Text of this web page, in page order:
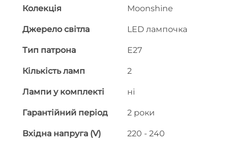
Колекція Moonshine
Джерело світла LED лампочка
Тип патрона E27
Кількість ламп 2
Лампи у комплекті ні
Гарантійний період 2 роки
Вхідна напруга (V) 220 - 240